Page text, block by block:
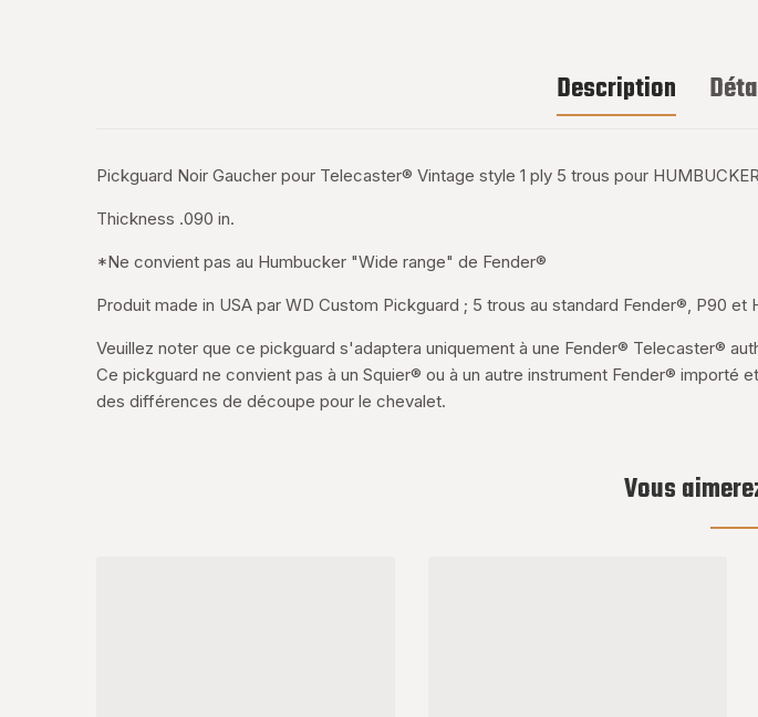
Description
Pickguard Noir Gaucher pour Telecaster® Vintage style 1 ply 5 trous pour
Thickness .090 in.
*Ne convient pas au Humbucker "Wide range" de Fender®
Produit made in USA par WD Custom Pickguard ; 5 trous au standard Fender®, P90
Veuillez noter que ce pickguard s'adaptera uniquement à une Fender® Telecaster®
Ce pickguard ne convient pas à un Squier® ou à un autre instrument Fender®
des différences de découpe pour le chevalet.
Vous